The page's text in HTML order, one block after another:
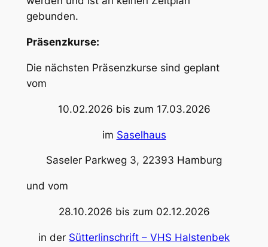
gebunden.
Präsenzkurse:
Die nächsten Präsenzkurse sind geplant
vom
10.02.2026 bis zum 17.03.2026
im Saselhaus
Saseler Parkweg 3, 22393 Hamburg
und vom
28.10.2026 bis zum 02.12.2026
in der Sütterlinschrift – VHS Halstenbek